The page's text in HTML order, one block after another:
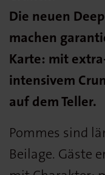
Die neuen
machen
Karte: mit
intensivem
auf dem Teller.
Pommes sind
Beilage. Gäste